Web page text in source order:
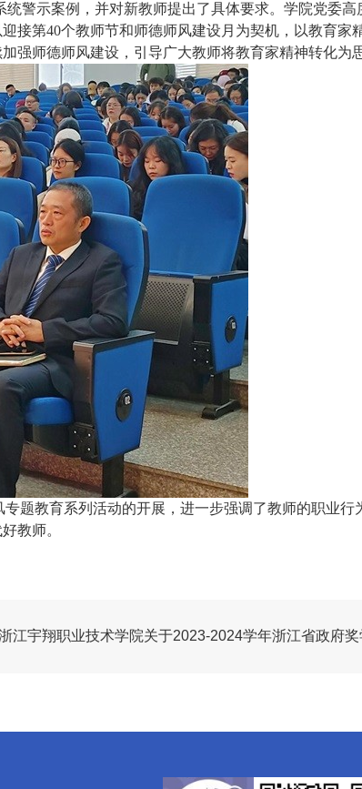
警示案例，并对新教师提出了具体要求。学院党委
接第40个教师节和师德师风建设月为契机，以教育家
师德师风建设，引导广大教师将教育家精神转化为
题教育系列活动的开展，进一步强调了教师的职业行
教师。
江宇翔职业技术学院关于2023-2024学年浙江省政府